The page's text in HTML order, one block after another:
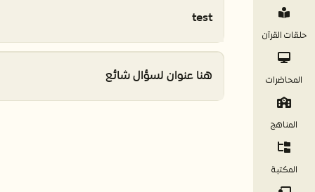
حلقات القرآن
المحاضرات
المناهج
المكتبة
test
هنا عنوان لسؤال شائع